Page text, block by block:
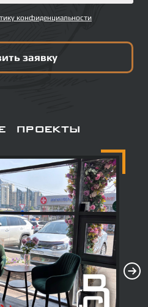
конфиденциальности
заявку
проекты